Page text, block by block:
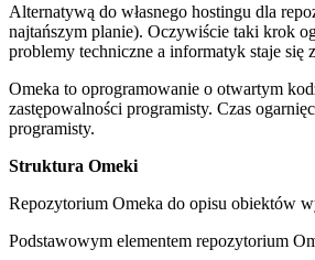
Alternatywą do własnego hostingu dla
najtańszym planie). Oczywiście taki krok
problemy techniczne a informatyk staje się
Omeka to oprogramowanie o otwartym
zastępowalności programisty. Czas
programisty.
Struktura Omeki
Repozytorium Omeka do opisu obiektów
Podstawowym elementem repozytorium